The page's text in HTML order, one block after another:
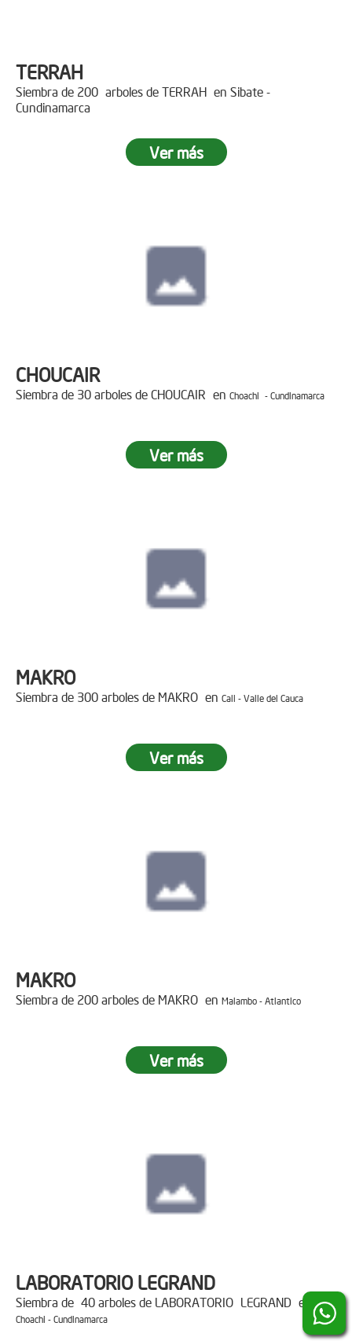
TERRAH
Siembra de 200 arboles de TERRAH en Sibate -
Cundinamarca
Ver más
CHOUCAIR
Siembra de 30 arboles de CHOUCAIR en Choachi - Cundinamarca
Ver más
MAKRO
Siembra de 300 arboles de MAKRO en Cali - Valle del Cauca
Ver más
MAKRO
Siembra de 200 arboles de MAKRO en Malambo - Atlantico
Ver más
LABORATORIO LEGRAND
Siembra de 40 arboles de LABORATORIO LEGRAND en
Choachi - Cundinamarca